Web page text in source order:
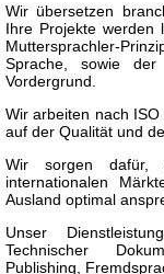
Wir übersetzen
Ihre Projekte werden
Muttersprachler-
Sprache, sowie
Vordergrund.
Wir arbeiten nach
auf der Qualität und
Wir sorgen dafür,
internationalen
Ausland optimal
Unser
Technischer
Publishing,